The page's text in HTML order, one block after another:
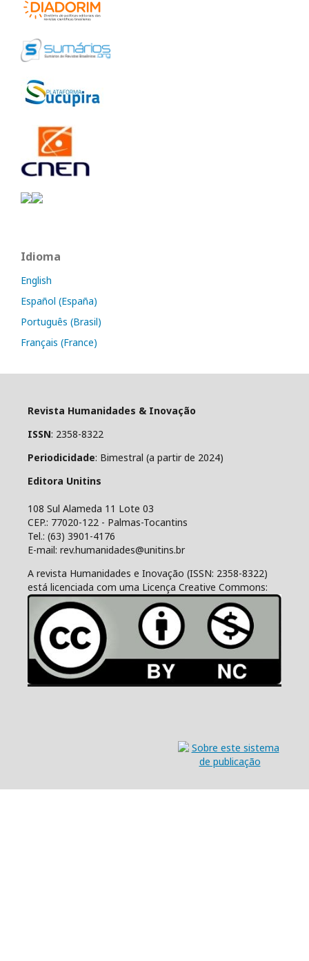
Idioma
English
Español (España)
Português (Brasil)
Français (France)
Revista Humanidades & Inovação
ISSN: 2358-8322
Periodicidade: Bimestral (a partir de 2024)
Editora Unitins
108 Sul Alameda 11 Lote 03
CEP.: 77020-122 - Palmas-Tocantins
Tel.: (63) 3901-4176
E-mail: rev.humanidades@unitins.br
A revista Humanidades e Inovação (ISSN: 2358-8322)
está licenciada com uma Licença Creative Commons: